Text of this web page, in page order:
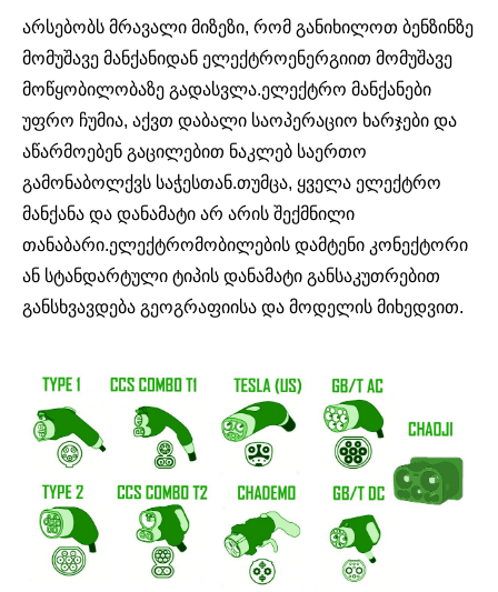
არსებობს მრავალი მიზეზი, რომ განიხილოთ ბენზინზე
მომუშავე მანქანიდან ელექტროენერგიით მომუშავე
მოწყობილობაზე გადასვლა.ელექტრო მანქანები
უფრო ჩუმია, აქვთ დაბალი საოპერაციო ხარჯები და
აწარმოებენ გაცილებით ნაკლებ საერთო
გამონაბოლქვს საჭესთან.თუმცა, ყველა ელექტრო
მანქანა და დანამატი არ არის შექმნილი
თანაბარი.ელექტრომობილების დამტენი კონექტორი
ან სტანდარტული ტიპის დანამატი განსაკუთრებით
განსხვავდება გეოგრაფიისა და მოდელის მიხედვით.